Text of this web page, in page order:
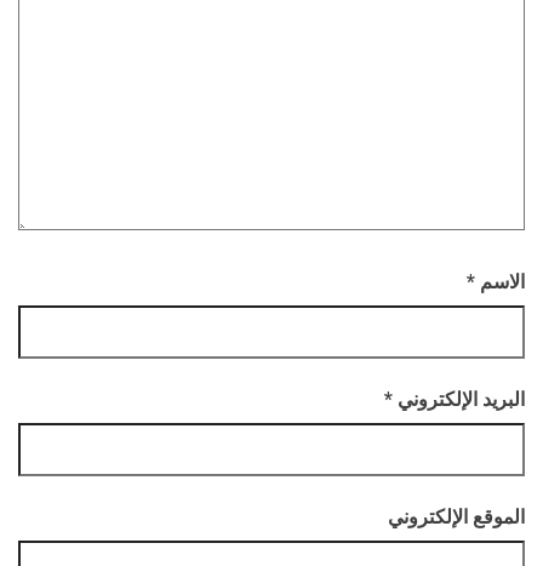
الاسم *
البريد الإلكتروني *
الموقع الإلكتروني